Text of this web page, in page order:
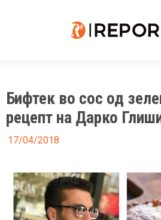
Бифтек во сос од
рецепт на Дарко
17/04/2018